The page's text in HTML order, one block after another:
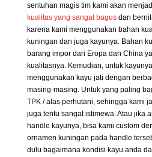
sentuhan magis tim kami akan
kualitas yang sangat bagusdan
karena kami menggunakan bahan
kuningan dan juga kayunya. Bahan
barang impor dari Eropa dan China
kualitasnya. Kemudian, untuk
menggunakan kayu jati dengan
masing-masing. Untuk yang paling
TPK / alas perhutani, sehingga kami
juga tentu sangat istimewa. Atau jika
handle kayunya, bisa kami custom
ornamen kuningan pada handle
dulu bagaimana kondisi kayu anda